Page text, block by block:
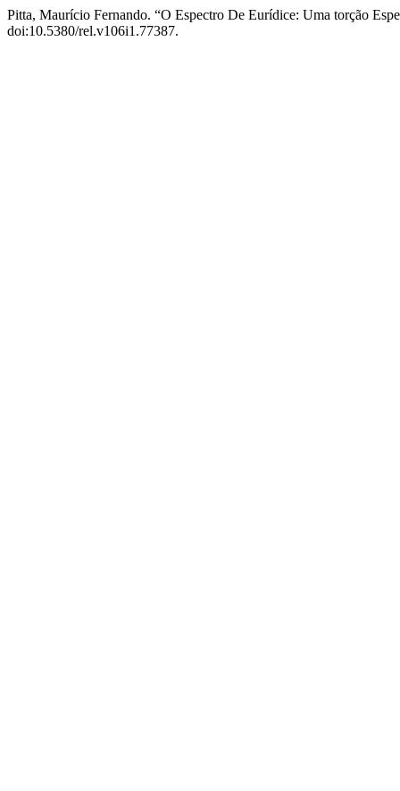
Pitta, Maurício Fernando. “O Espectro De Eurídice: Uma torção
doi:10.5380/rel.v106i1.77387.